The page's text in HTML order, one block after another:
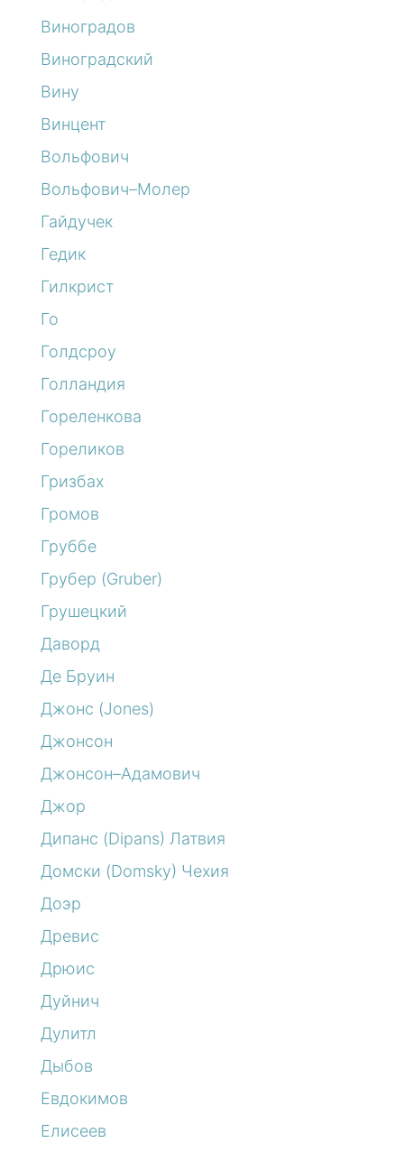
Виноградов
Виноградский
Вину
Винцент
Вольфович
Вольфович–Молер
Гайдучек
Гедик
Гилкрист
Го
Голдсроу
Голландия
Гореленкова
Гореликов
Гризбах
Громов
Груббе
Грубер (Gruber)
Грушецкий
Даворд
Де Бруин
Джонс (Jones)
Джонсон
Джонсон–Адамович
Джор
Дипанс (Dipans) Латвия
Домски (Domsky) Чехия
Доэр
Древис
Дрюис
Дуйнич
Дулитл
Дыбов
Евдокимов
Елисеев